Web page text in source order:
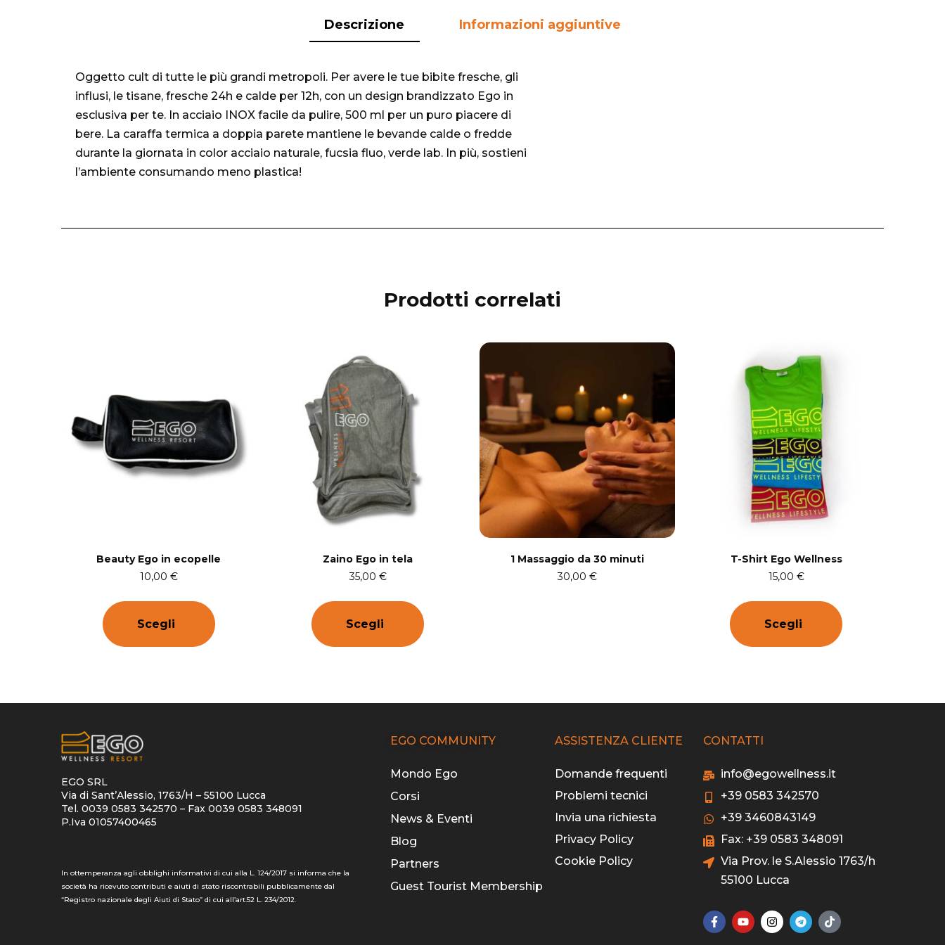
Descrizione Informazioni aggiuntive
Oggetto cult di tutte le più grandi metropoli. Per avere le tue bibite fresche, gli
influsi, le tisane, fresche 24h e calde per 12h, con un design brandizzato Ego in
esclusiva per te. In acciaio INOX facile da pulire, 500 ml per un puro piacere di
bere. La caraffa termica a doppia parete mantiene le bevande calde o fredde
durante la giornata in color acciaio naturale, fucsia fluo, verde lab. In più, sostieni
l’ambiente consumando meno plastica!
Prodotti correlati
Beauty Ego in ecopelle
10,00 €
Scegli
Zaino Ego in tela
35,00 €
Scegli
1 Massaggio da 30 minuti
30,00 €
T-Shirt Ego Wellness
15,00 €
Scegli
EGO SRL
Via di Sant’Alessio, 1763/H – 55100 Lucca
Tel. 0039 0583 342570 – Fax 0039 0583 348091
P.Iva 01057400465
In ottemperanza agli obblighi informativi di cui alla L. 124/2017 si informa che la
società ha ricevuto contributi e aiuti di stato riscontrabili pubblicamente dal
“Registro nazionale degli Aiuti di Stato” di cui all’art.52 L. 234/2012.
EGO COMMUNITY
Mondo Ego
Corsi
News & Eventi
Blog
Partners
Guest Tourist Membership
ASSISTENZA CLIENTE
Domande frequenti
Problemi tecnici
Invia una richiesta
Privacy Policy
Cookie Policy
CONTATTI
info@egowellness.it
+39 0583 342570
+39 3460843149
Fax: +39 0583 348091
Via Prov. le S.Alessio 1763/h
55100 Lucca